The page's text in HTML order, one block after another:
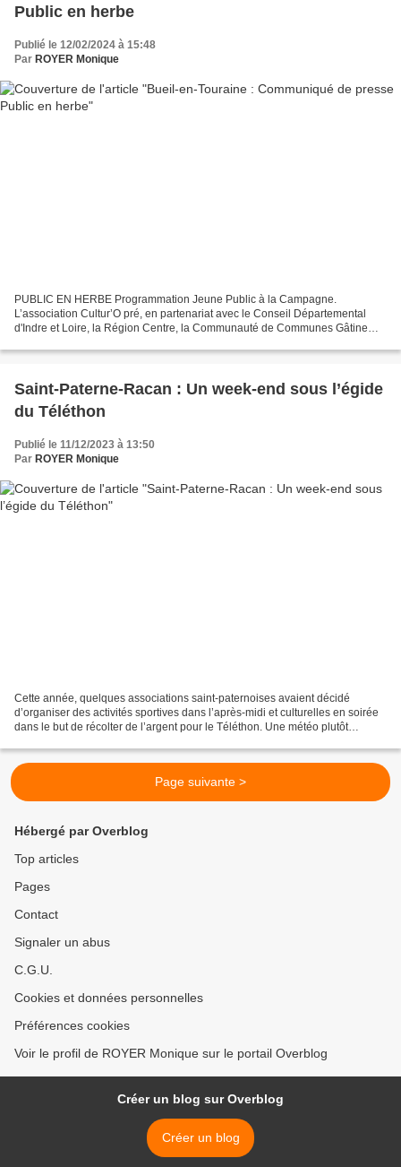
Public en herbe
Publié le 12/02/2024 à 15:48
Par ROYER Monique
PUBLIC EN HERBE Programmation Jeune Public à la Campagne.
L’association Cultur’O pré, en partenariat avec le Conseil Départemental
d'Indre et Loire, la Région Centre, la Communauté de Communes Gâtine
Saint-Paterne-Racan : Un week-end sous l’égide
du Téléthon
Publié le 11/12/2023 à 13:50
Par ROYER Monique
Cette année, quelques associations saint-paternoises avaient décidé
d’organiser des activités sportives dans l’après-midi et culturelles en soirée
dans le but de récolter de l’argent pour le Téléthon. Une météo plutôt
Page suivante >
Hébergé par Overblog
Top articles
Pages
Contact
Signaler un abus
C.G.U.
Cookies et données personnelles
Préférences cookies
Voir le profil de ROYER Monique sur le portail Overblog
Créer un blog sur Overblog
Créer un blog